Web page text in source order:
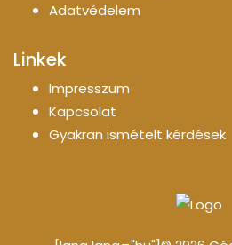
Adatvédelem
Linkek
Impresszum
Kapcsolat
Gyakran ismételt kérdések